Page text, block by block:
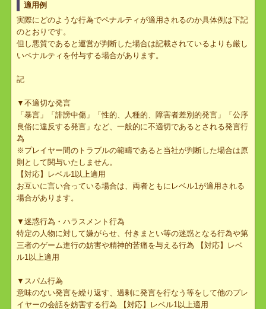
・全キャラクターデータの全データ初期化処置
・所持アイテムの没収措置
・仮想通貨の没収措置
・アプリ内掲示板機能の禁止および削除措置
実際にどのような行為でペナルティが適用されるのか具体例は下記
のとおりです。
但し悪質であると運営が判断した場合は記載されているよりも厳し
いペナルティを付与する場合があります。
記
▼不適切な発言
良俗に違反する発言」など、一般的に不適切であるとされる発言行
為
※プレイヤー間のトラブルの範疇であると当社が判断した場合は原
【対応】レベル1以上適用
お互いに言い合っている場合は、両者ともにレベル1が適用される
場合があります。